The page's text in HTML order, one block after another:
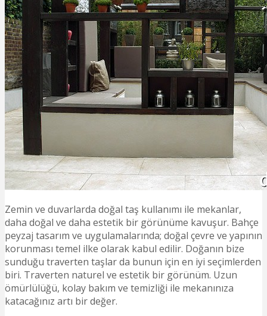
Zemin ve duvarlarda doğal taş kullanımı ile mekanlar,
daha doğal ve daha estetik bir görünüme kavuşur. Bahçe
peyzaj tasarım ve uygulamalarında; doğal çevre ve yapının
korunması temel ilke olarak kabul edilir. Doğanın bize
sunduğu traverten taşlar da bunun için en iyi seçimlerden
biri. Traverten naturel ve estetik bir görünüm. Uzun
ömürlülüğü, kolay bakım ve temizliği ile mekanınıza
katacağınız artı bir değer.